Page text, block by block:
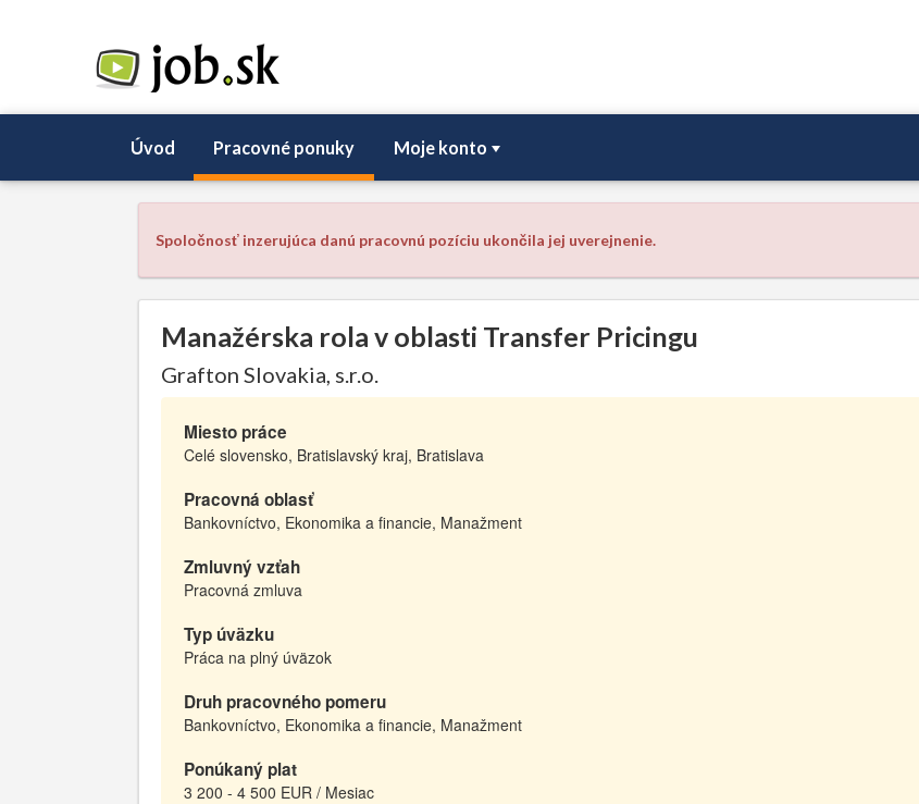
Úvod Pracovné ponuky Moje konto
Spoločnosť inzerujúca danú pracovnú pozíciu ukončila jej uverejnenie.
Manažérska rola v oblasti Transfer Pricingu
Grafton Slovakia, s.r.o.
Miesto práce
Celé slovensko, Bratislavský kraj, Bratislava
Pracovná oblasť
Bankovníctvo, Ekonomika a financie, Manažment
Zmluvný vzťah
Pracovná zmluva
Typ úväzku
Práca na plný úväzok
Druh pracovného pomeru
Bankovníctvo, Ekonomika a financie, Manažment
Ponúkaný plat
3 200 - 4 500 EUR / Mesiac